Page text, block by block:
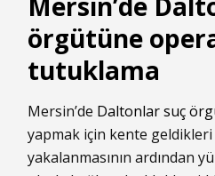
örgütüne
tutuklama
Mersin’de Daltonlar suç
yapmak için kente
yakalanmasının ardından